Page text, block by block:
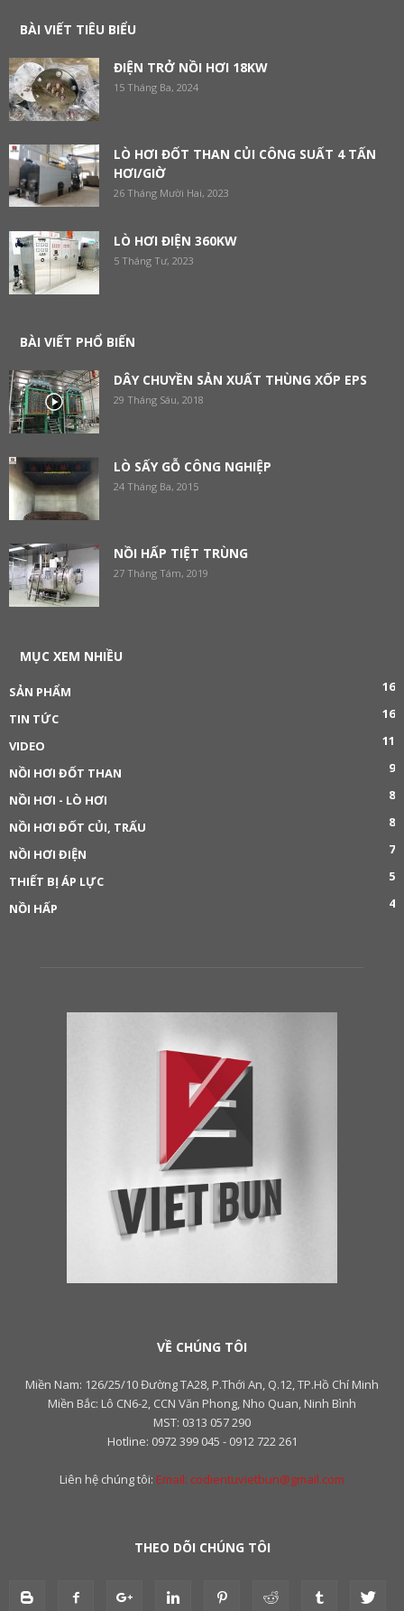
BÀI VIẾT TIÊU BIỂU
ĐIỆN TRỞ NỒI HƠI 18KW
15 Tháng Ba, 2024
LÒ HƠI ĐỐT THAN CỦI CÔNG SUẤT 4 TẤN
HƠI/GIỜ
26 Tháng Mười Hai, 2023
LÒ HƠI ĐIỆN 360KW
5 Tháng Tư, 2023
BÀI VIẾT PHỔ BIẾN
DÂY CHUYỀN SẢN XUẤT THÙNG XỐP EPS
29 Tháng Sáu, 2018
LÒ SẤY GỖ CÔNG NGHIỆP
24 Tháng Ba, 2015
NỒI HẤP TIỆT TRÙNG
27 Tháng Tám, 2019
MỤC XEM NHIỀU
SẢN PHẨM
16
TIN TỨC
16
VIDEO
11
NỒI HƠI ĐỐT THAN
9
NỒI HƠI - LÒ HƠI
8
NỒI HƠI ĐỐT CỦI, TRẤU
8
NỒI HƠI ĐIỆN
7
THIẾT BỊ ÁP LỰC
5
NỒI HẤP
4
VỀ CHÚNG TÔI
Miền Nam: 126/25/10 Đường TA28, P.Thới An, Q.12, TP.Hồ Chí Minh
Miền Bắc: Lô CN6-2, CCN Văn Phong, Nho Quan, Ninh Bình
MST: 0313 057 290
Hotline: 0972 399 045 - 0912 722 261
Liên hệ chúng tôi: Email: codientuvietbun@gmail.com
THEO DÕI CHÚNG TÔI